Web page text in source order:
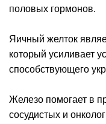
половых гормонов.
Яичный желток
который усиливает
способствующего
Железо помогает в
сосудистых и